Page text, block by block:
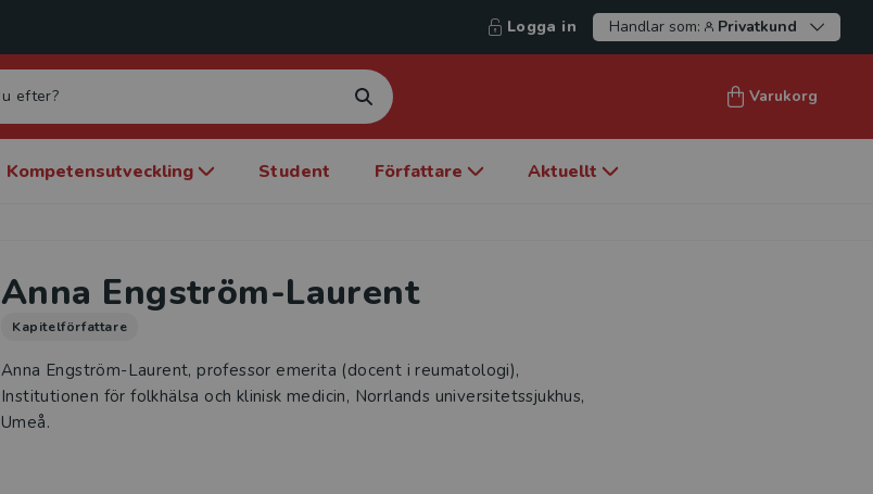
Logga in Handlar som: Privatkund
Varukorg
Kompetensutveckling Student Författare Aktuellt
Anna Engström-Laurent
Kapitelförfattare
Anna Engström-Laurent, professor emerita (docent i reumatologi),
Institutionen för folkhälsa och klinisk medicin, Norrlands universitetssjukhus,
Umeå.